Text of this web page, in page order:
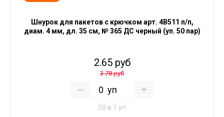
Шнурок для пакетов с крючком арт. 4В511 п/п,
диам. 4 мм, дл. 35 см, № 365 ДС черный (уп. 50 пар)
2.65 руб
3.78 руб
уп
50 в 1 уп